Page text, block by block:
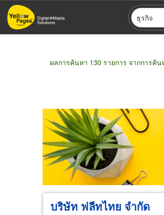
ข้าม
ไป
ธุรกิจ
ผลการค้นหา 130 รายการ จากการค้
ขายส่ง ขายปลีก ผู้ผลิต
บริษัท ฟลีทไทย จำกัด